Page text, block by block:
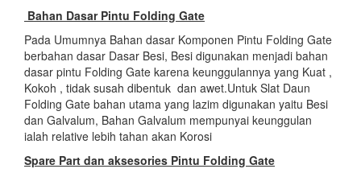
Bahan Dasar Pintu Folding Gate
Pada Umumnya Bahan dasar Komponen Pintu Folding Gate
berbahan dasar Dasar Besi, Besi digunakan menjadi bahan
dasar pintu Folding Gate karena keunggulannya yang Kuat ,
Kokoh , tidak susah dibentuk dan awet.Untuk Slat Daun
Folding Gate bahan utama yang lazim digunakan yaitu Besi
dan Galvalum, Bahan Galvalum mempunyai keunggulan
ialah relative lebih tahan akan Korosi
Spare Part dan aksesories Pintu Folding Gate